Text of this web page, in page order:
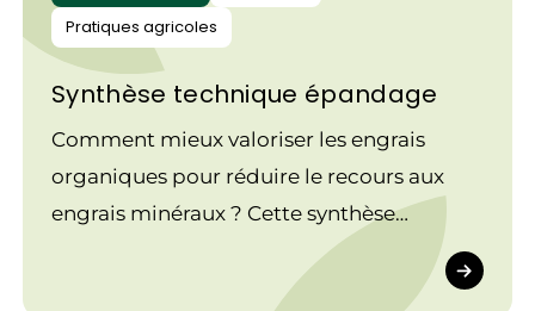
Pratiques agricoles
Synthèse technique épandage
Comment mieux valoriser les engrais
organiques pour réduire le recours aux
engrais minéraux ? Cette synthèse
technique s’appuie sur les travaux menés
par le réseau CUMA de l’Ouest. Ces projets